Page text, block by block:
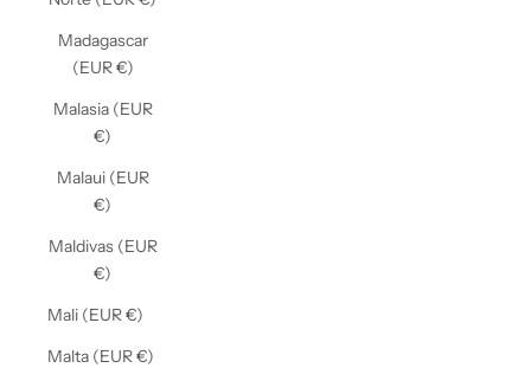
Madagascar
(EUR €)
Malasia (EUR
€)
Malaui (EUR
€)
Maldivas (EUR
€)
Mali (EUR €)
Malta (EUR €)